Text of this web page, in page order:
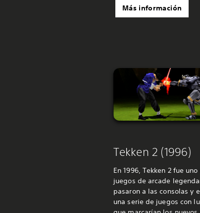
Más información
Tekken 2 (1996)
En 1996, Tekken 2 fue
juegos de arcade
pasaron a las consolas y
una serie de juegos con